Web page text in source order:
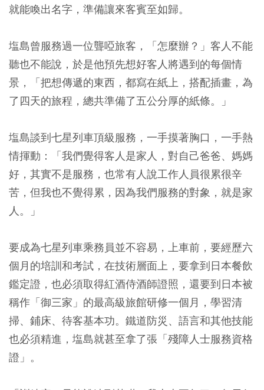
就能喚出名字，準備讓來客賓至如歸。
塩島曾服務過一位聾啞旅客，「怎麼辦？」客人不能
聽也不能說，於是他預先想好客人將遇到的每個情
景，「把想傳遞的東西，都寫在紙上，搭配插畫，為
了四天的旅程，總共準備了五公分厚的紙條。」
塩島談到七星列車頂級服務，一手摸著胸口，一手熱
情揮動：「我們覺得客人是家人，對自己爸爸、媽媽
好，其實不是服務，也常有人說工作人員很累很辛
苦，但我也不覺得累，因為我們服務的對象，就是家
人。」
要成為七星列車乘務員並不容易，上車前，要經歷六
個月的培訓和考試，在技術層面上，要拿到日本餐飲
鑑定證，也必須取得紅酒侍酒師證照，還要到日本被
稱作「御三家」的最高級旅館研修一個月，學習清
掃、鋪床、待客基本功。鐵道防災、語言和其他技能
也必須精進，塩島就甚至拿了張「殘障人士服務資格
證」。